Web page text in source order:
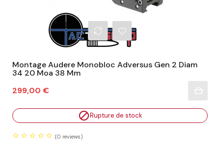
Montage Audere Monobloc Adversus Gen 2 Diam
34 20 Moa 38 Mm
Prix
299,00 €
Rupture de stock
(0 reviews)